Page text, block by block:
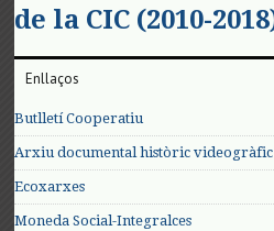
de la CIC (2010-
Enllaços
Butlletí Cooperatiu
Arxiu documental històric videogràfic
Ecoxarxes
Moneda Social-Integralces